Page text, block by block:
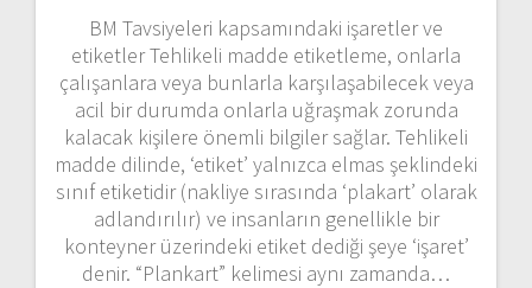
BM Tavsiyeleri kapsamındaki işaretler ve
etiketler Tehlikeli madde etiketleme, onlarla
çalışanlara veya bunlarla karşılaşabilecek veya
acil bir durumda onlarla uğraşmak zorunda
kalacak kişilere önemli bilgiler sağlar. Tehlikeli
madde dilinde, ‘etiket’ yalnızca elmas şeklindeki
sınıf etiketidir (nakliye sırasında ‘plakart’ olarak
adlandırılır) ve insanların genellikle bir
konteyner üzerindeki etiket dediği şeye ‘işaret’
denir. “Plankart” kelimesi aynı zamanda…